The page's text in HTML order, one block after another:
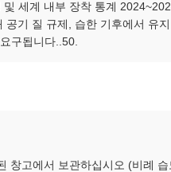
세계 내부 장착 통계
공기 질 규제, 습한 기후에서 유
구됩니다..50.
창고에서 보관하십시오 (비례